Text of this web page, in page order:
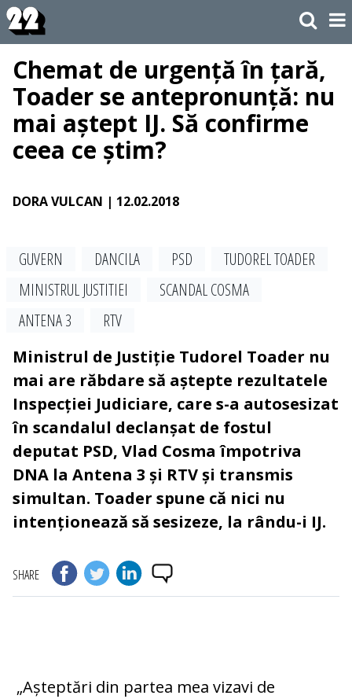
Chemat de urgență în țară,
Toader se antepronunță: nu
mai aștept IJ. Să confirme
ceea ce știm?
DORA VULCAN | 12.02.2018
GUVERN DANCILA PSD
TUDOREL TOADER
MINISTRUL JUSTITIEI
SCANDAL COSMA
ANTENA 3
RTV
Ministrul de Justiție Tudorel Toader nu
mai are răbdare să aștepte rezultatele
Inspecției Judiciare, care s-a autosesizat
în scandalul declanșat de fostul
deputat PSD, Vlad Cosma împotriva
DNA la Antena 3 și RTV și transmis
simultan. Toader spune că nici nu
intenționează să sesizeze, la rându-i IJ.
SHARE
„Așteptări din partea mea vizavi de